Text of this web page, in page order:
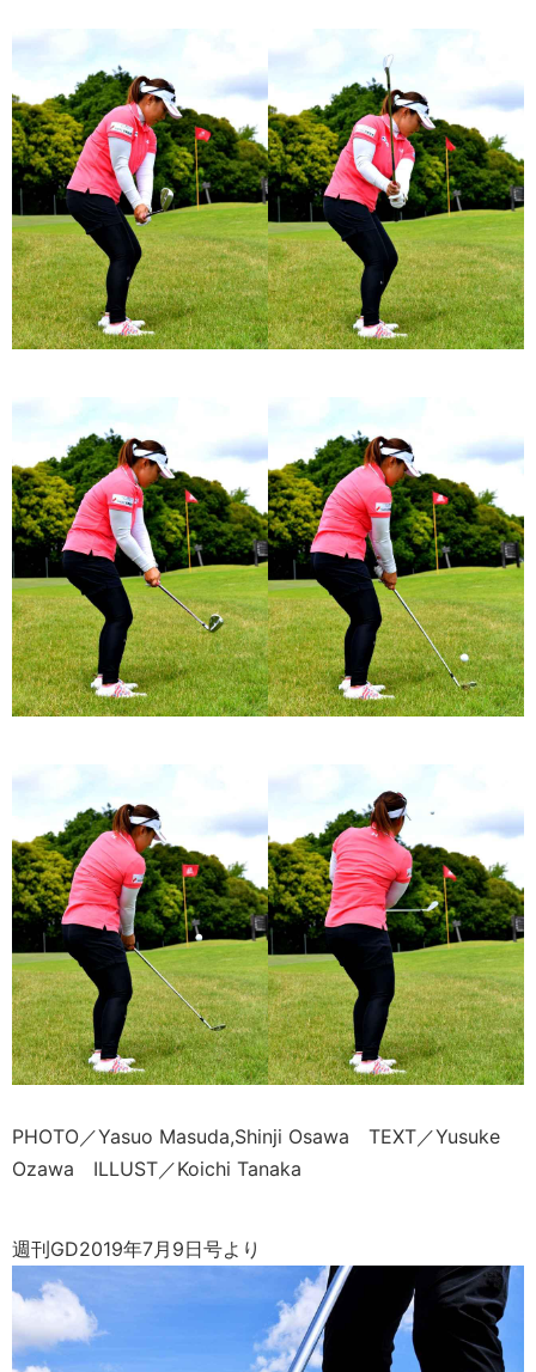
PHOTO／Yasuo Masuda,Shinji Osawa TEXT／Yusuke
Ozawa ILLUST／Koichi Tanaka
週刊GD2019年7月9日号より